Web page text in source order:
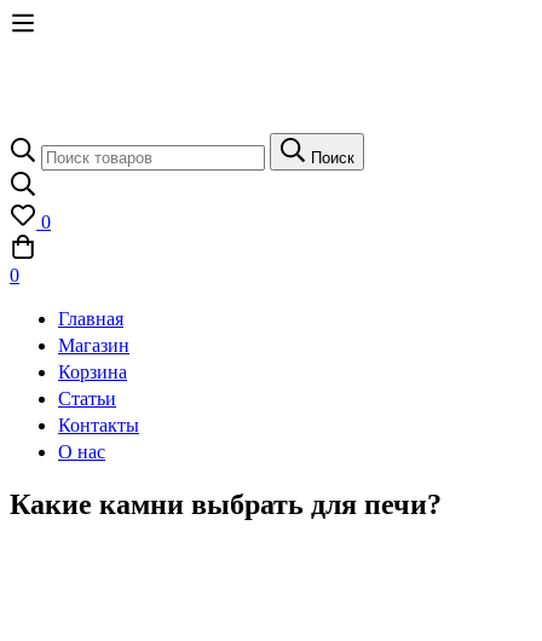
Поиск
по:
Поиск
0
0
Главная
Магазин
Корзина
Статьи
Контакты
О нас
Какие камни выбрать для печи?